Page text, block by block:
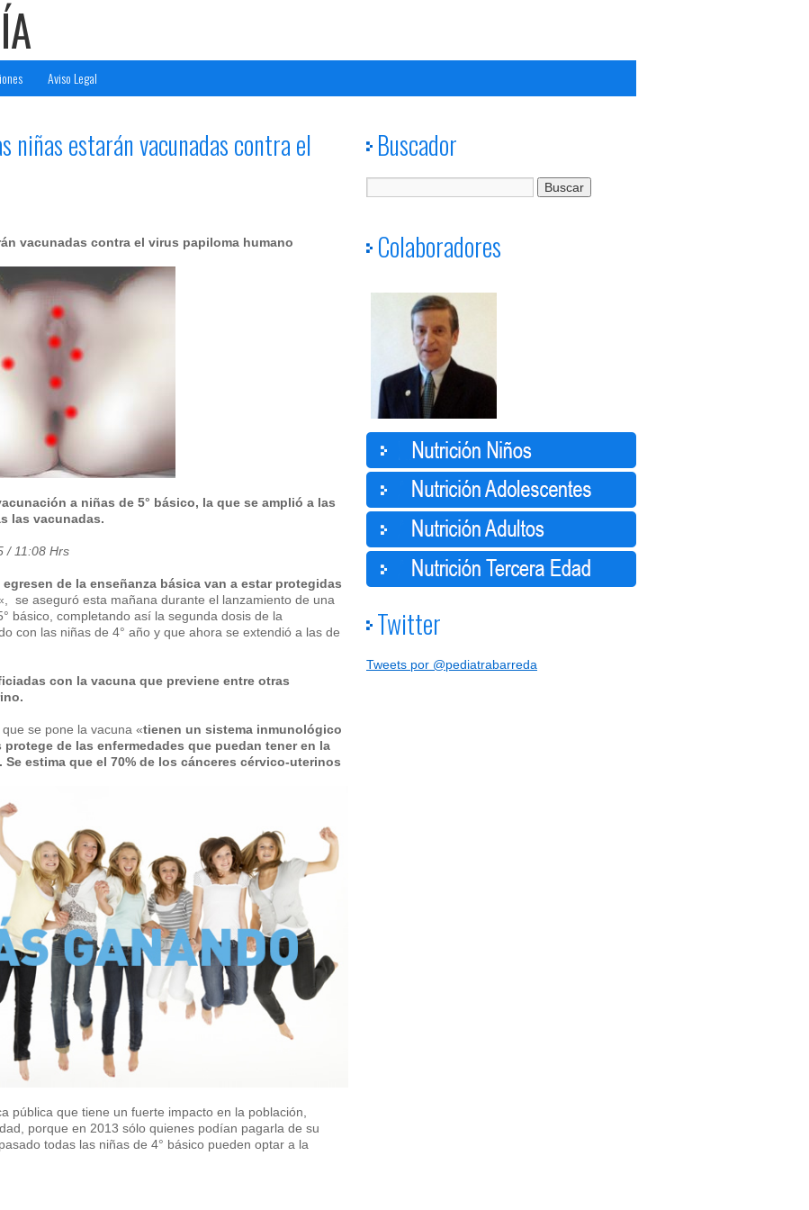
Aviso Legal
estarán vacunadas contra el
vacunadas contra el virus papiloma humano
a niñas de 5° básico, la que se amplió a las
las vacunadas.
/ 11:08 Hrs
de la enseñanza básica van a estar protegidas
se aseguró esta mañana durante el lanzamiento de una
básico, completando así la segunda dosis de la
con las niñas de 4° año y que ahora se extendió a las de
con la vacuna que previene entre otras
se pone la vacuna «tienen un sistema inmunológico
de las enfermedades que puedan tener en la
estima que el 70% de los cánceres cérvico-uterinos
pública que tiene un fuerte impacto en la población,
porque en 2013 sólo quienes podían pagarla de su
todas las niñas de 4° básico pueden optar a la
Buscador
Colaboradores
Twitter
Tweets por @pediatrabarreda